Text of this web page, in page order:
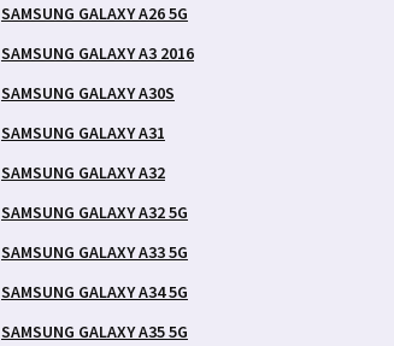
SAMSUNG GALAXY A26 5G
SAMSUNG GALAXY A3 2016
SAMSUNG GALAXY A30S
SAMSUNG GALAXY A31
SAMSUNG GALAXY A32
SAMSUNG GALAXY A32 5G
SAMSUNG GALAXY A33 5G
SAMSUNG GALAXY A34 5G
SAMSUNG GALAXY A35 5G